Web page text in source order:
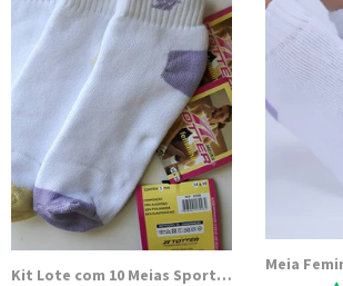
Kit Lote com 10 Meias Sport fem. de Cano curto (Meias Totter)